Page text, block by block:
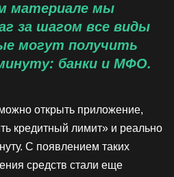
материале мы
за шагом все виды
могут получить
банки и МФО.
открыть приложение,
кредитный лимит» и реально
С появлением таких
средств стали еще